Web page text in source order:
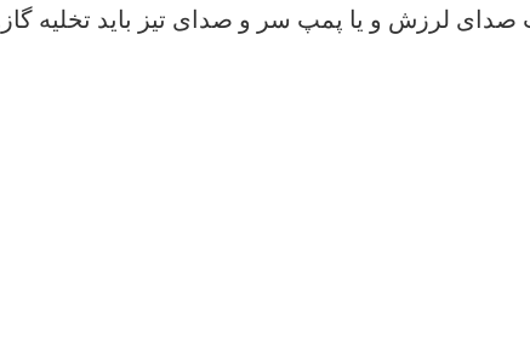
صدای لرزش و یا پمپ سر و صدای تیز باید تخلیه